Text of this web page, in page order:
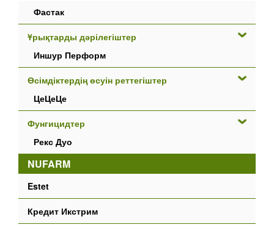
Фастак
Ұрықтарды дәрілегіштер
Иншур Перформ
Өсімдіктердің өсуін реттегіштер
ЦеЦеЦе
Фунгицидтер
Рекс Дуо
NUFARM
Estet
Кредит Икстрим